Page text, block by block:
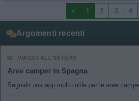
<
1 2 3 4
Argomenti recenti
VIAGGI ALL'ESTERO
Aree camper in Spagna
Segnalo una app molto utile per le aree
......